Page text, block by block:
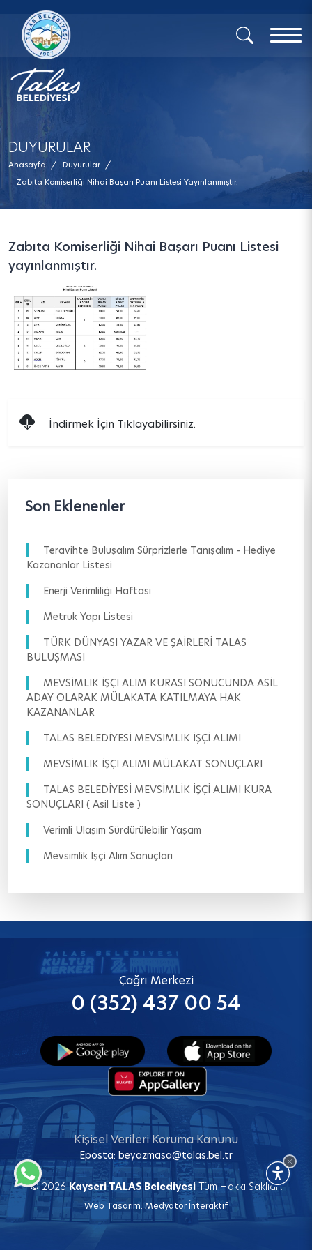
x
DUYURULAR
Anasayfa / Duyurular /
Zabıta Komiserliği Nihai Başarı Puanı Listesi Yayınlanmıştır.
Zabıta Komiserliği Nihai Başarı Puanı Listesi
yayınlanmıştır.
İndirmek İçin Tıklayabilirsiniz.
Son Eklenenler
Teravihte Buluşalım Sürprizlerle Tanışalım - Hediye
Kazananlar Listesi
Enerji Verimliliği Haftası
Metruk Yapı Listesi
TÜRK DÜNYASI YAZAR VE ŞAİRLERİ TALAS
BULUŞMASI
MEVSİMLİK İŞÇİ ALIM KURASI SONUCUNDA ASİL
ADAY OLARAK MÜLAKATA KATILMAYA HAK
KAZANANLAR
TALAS BELEDİYESİ MEVSİMLİK İŞÇİ ALIMI
MEVSİMLİK İŞÇİ ALIMI MÜLAKAT SONUÇLARI
TALAS BELEDİYESİ MEVSİMLİK İŞÇİ ALIMI KURA
SONUÇLARI ( Asil Liste )
Verimli Ulaşım Sürdürülebilir Yaşam
Mevsimlik İşçi Alım Sonuçları
Çağrı Merkezi
0 (352) 437 00 54
Kişisel Verileri Koruma Kanunu
Eposta: beyazmasa@talas.bel.tr
© 2026Kayseri TALAS BelediyesiTüm Hakkı Saklıdır.
Web Tasarım:Medyatör İnteraktif